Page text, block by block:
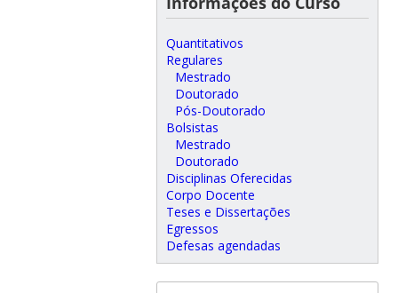
Quantitativos
Regulares
Mestrado
Doutorado
Pós-Doutorado
Bolsistas
Mestrado
Doutorado
Disciplinas Oferecidas
Corpo Docente
Teses e Dissertações
Egressos
Defesas agendadas